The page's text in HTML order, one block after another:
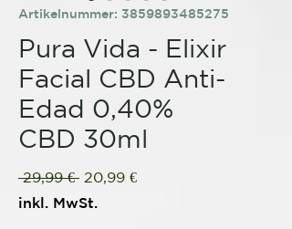
Artikelnummer: 3859893485275
Pura Vida - Elixir
Facial CBD Anti-
Edad 0,40%
CBD 30ml
29,99 € Standardpreis
20,99 €Sale-
inkl. MwSt.